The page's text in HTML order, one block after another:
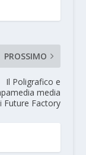
PROSSIMO
Il Poligrafico e
media
Future Factory